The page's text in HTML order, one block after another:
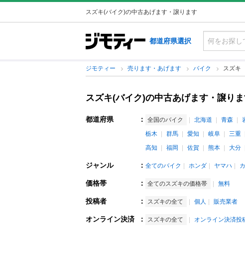
スズキ(バイク)の中古あげます・譲ります
都道府県選択
ジモティー 売ります・あげます バイク スズキ
スズキ(バイク)の中古あげます・譲り
都道府県 ： 全国のバイク 北海道 青森
栃木
群馬 愛知 岐阜 三重
高知
福岡 佐賀 熊本 大分
ジャンル ： 全てのバイク ホンダ ヤマハ
価格帯 ： 全てのスズキの価格帯 無料
投稿者 ： スズキの全て 個人 販売業者
オンライン決済 ： スズキの全て オンライン決済投